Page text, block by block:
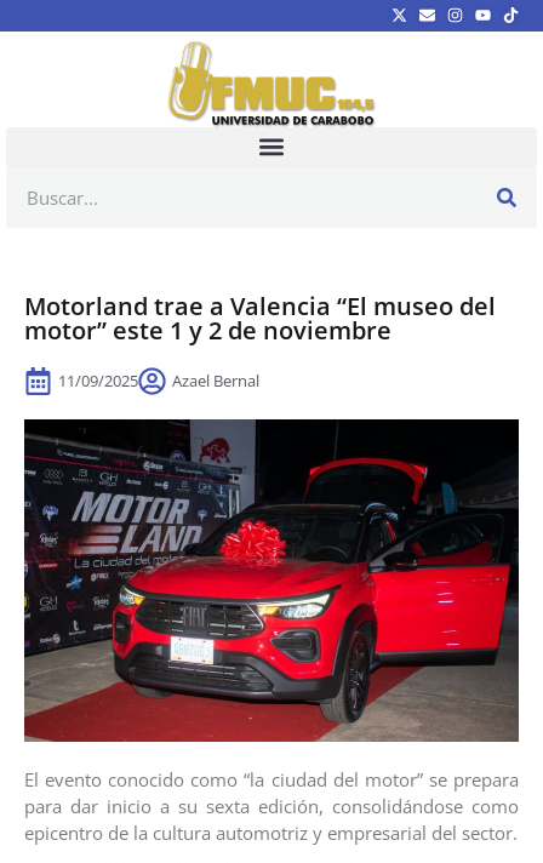
Motorland trae a Valencia “El museo del
motor” este 1 y 2 de noviembre
11/09/2025 Azael Bernal
El evento conocido como “la ciudad del motor” se prepara
para dar inicio a su sexta edición, consolidándose como
epicentro de la cultura automotriz y empresarial del sector.